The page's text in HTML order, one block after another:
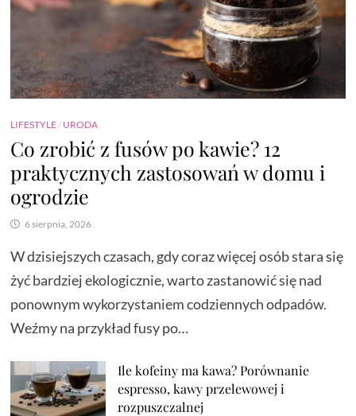
LIFESTYLE / URODA
Co zrobić z fusów po kawie? 12
praktycznych zastosowań w domu i
ogrodzie
6 sierpnia, 2026
W dzisiejszych czasach, gdy coraz więcej osób stara się
żyć bardziej ekologicznie, warto zastanowić się nad
ponownym wykorzystaniem codziennych odpadów.
Weźmy na przykład fusy po…
Ile kofeiny ma kawa? Porównanie
espresso, kawy przelewowej i
rozpuszczalnej